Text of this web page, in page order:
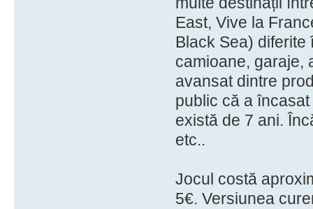
East, Vive la
Black Sea)
camioane, garaje,
avansat dintre
public că a
există de 7 ani.
etc..
Jocul costă
5€. Versiunea